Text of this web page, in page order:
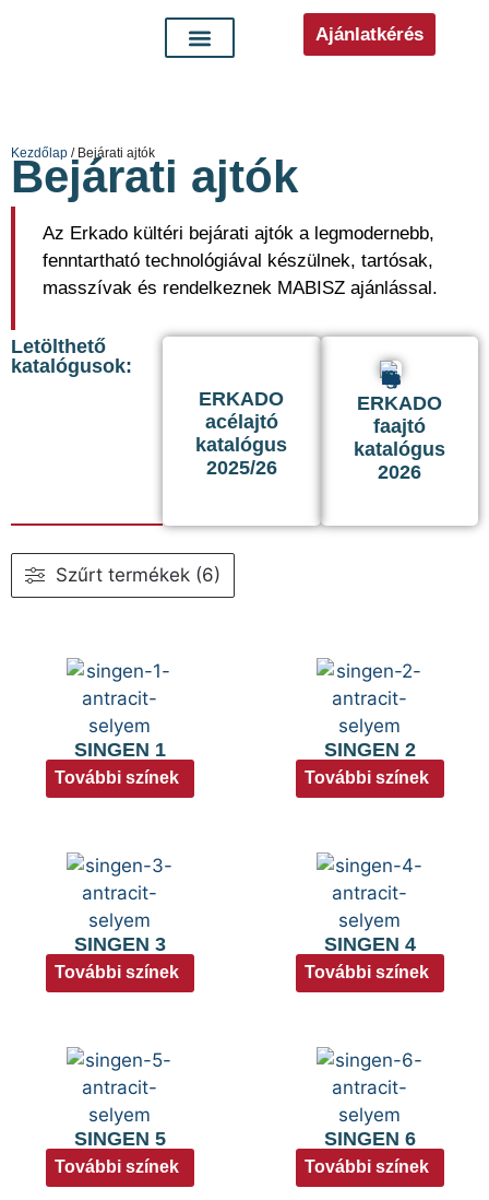
Ajánlatkérés
Kezdőlap / Bejárati ajtók
Bejárati ajtók
Az Erkado kültéri bejárati ajtók a legmodernebb,
fenntartható technológiával készülnek, tartósak,
masszívak és rendelkeznek MABISZ ajánlással.
Letölthető
katalógusok:
ERKADO
acélajtó
katalógus
2025/26
ERKADO
faajtó
katalógus
2026
Szűrt termékek (6)
SINGEN 1
További színek
SINGEN 2
További színek
SINGEN 3
További színek
SINGEN 4
További színek
SINGEN 5
További színek
SINGEN 6
További színek